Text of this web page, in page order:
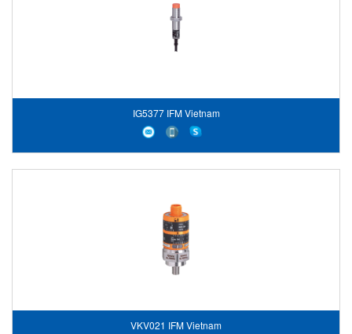
IG5377 IFM Vietnam
VKV021 IFM Vietnam